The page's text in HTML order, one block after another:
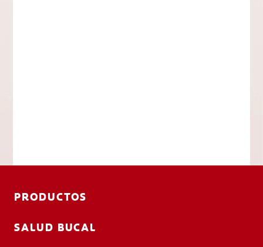
PRODUCTOS
SALUD BUCAL